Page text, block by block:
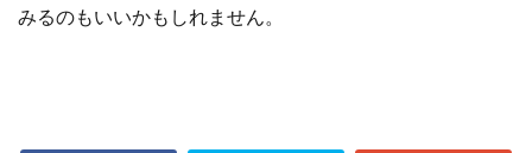
みるのもいいかもしれません。